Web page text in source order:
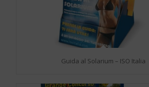
Guida al Solarium – ISO Italia